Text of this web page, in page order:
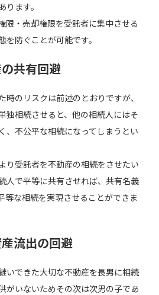
ます。
限・売却権限を受託者に集中させる
を防ぐことが可能です。
共有回避
のリスクは前述のとおりですが、
独相続させると、他の相続人にはそ
、不公平な相続になってしまうとい
り受託者を不動産の相続をさせたい
人で平等に共有させれば、共有名義
等な相続を実現させることができま
流出の回避
いできた大切な不動産を長男に相続
がいないためその次は次男の子であ